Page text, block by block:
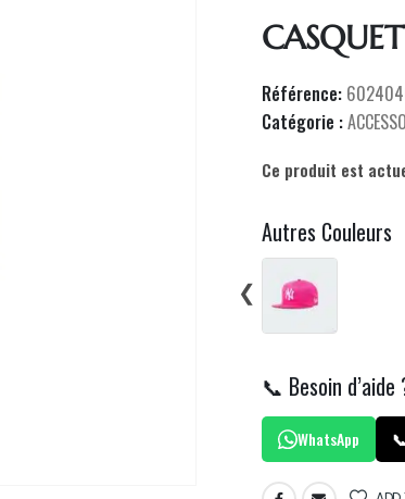
Référence:
Catégorie :
Ce produit est
Autres Couleurs
❮
📞 Besoin d’aide
WhatsApp